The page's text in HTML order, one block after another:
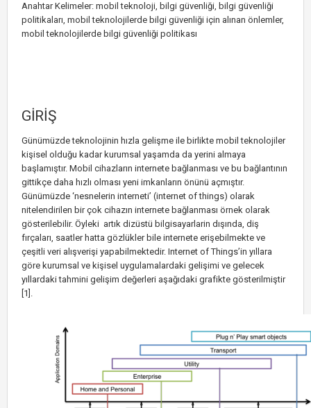
Anahtar Kelimeler: mobil teknoloji, bilgi güvenliği, bilgi güvenliği
politikaları, mobil teknolojilerde bilgi güvenliği için alınan önlemler,
mobil teknolojilerde bilgi güvenliği politikası
GİRİŞ
Günümüzde teknolojinin hızla gelişme ile birlikte mobil teknolojiler
kişisel olduğu kadar kurumsal yaşamda da yerini almaya
başlamıştır. Mobil cihazların internete bağlanması ve bu bağlantının
gittikçe daha hızlı olması yeni imkanların önünü açmıştır.
Günümüzde ‘nesnelerin interneti’ (internet of things) olarak
nitelendirilen bir çok cihazın internete bağlanması örnek olarak
gösterilebilir. Öyleki artık dizüstü bilgisayarlarin dışında, diş
fırçaları, saatler hatta gözlükler bile internete erişebilmekte ve
çeşitli veri alışverişi yapabilmektedir. Internet of Things’in yıllara
göre kurumsal ve kişisel uygulamalardaki gelişimi ve gelecek
yıllardaki tahmini gelişim değerleri aşağıdaki grafikte gösterilmiştir
[1].